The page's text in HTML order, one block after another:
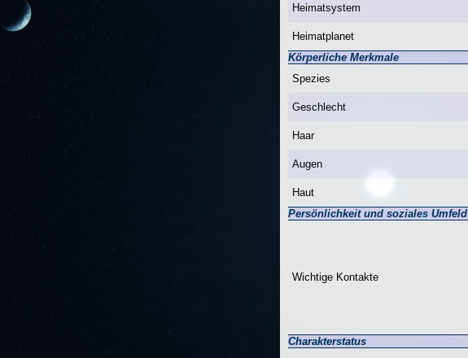
Heimatsystem
Heimatplanet
Körperliche Merkmale
Spezies
Geschlecht
Haar
Augen
Haut
Persönlichkeit und soziales Umfeld
Wichtige Kontakte
Charakterstatus